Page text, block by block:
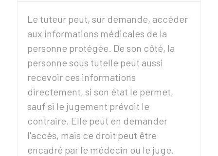
Le tuteur peut, sur demande, accéder
aux informations médicales de la
personne protégée. De son côté, la
personne sous tutelle peut aussi
recevoir ces informations
directement, si son état le permet,
sauf si le jugement prévoit le
contraire. Elle peut en demander
l'accès, mais ce droit peut être
encadré par le médecin ou le juge.